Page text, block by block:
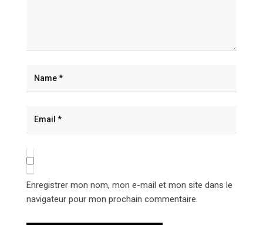
Enregistrer mon nom, mon e-mail et mon site dans le
navigateur pour mon prochain commentaire.